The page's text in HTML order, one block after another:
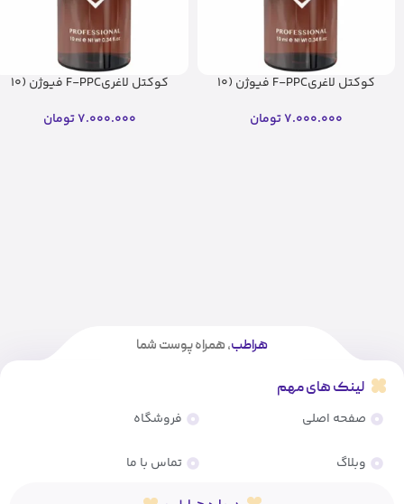
کوکتل لاغریF-PPC فیوژن (10
7.000.000تومان
کوکتل لاغریF-PPC فیوژن (10
7.000.000تومان
هراطب، همراه پوست شما
لینک های مهم
صفحه اصلی
وبلاگ
فروشگاه
تماس با ما